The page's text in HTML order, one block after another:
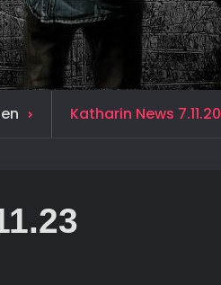
Katharin News